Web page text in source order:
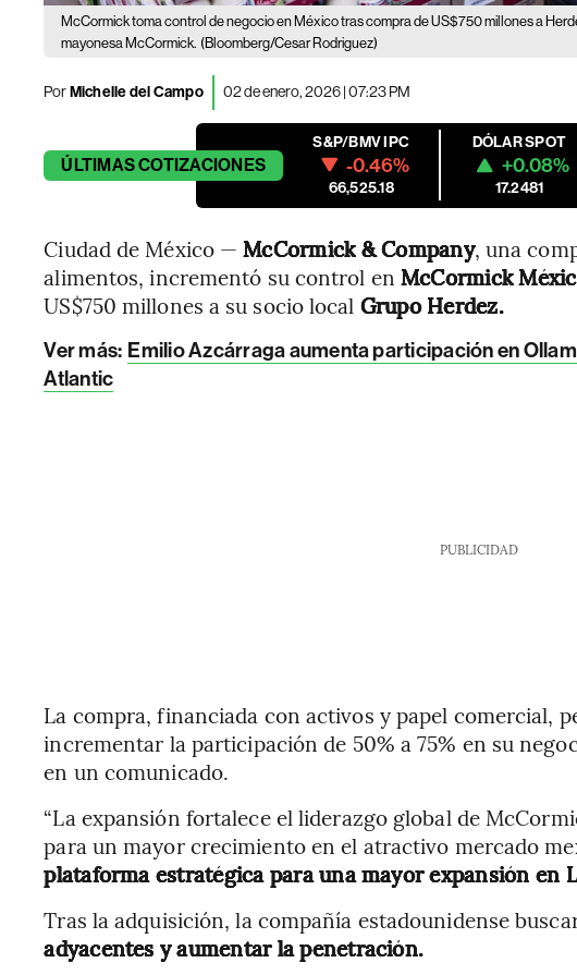
McCormick toma control de negocio en México tras compra de US$750 millones a
mayonesa McCormick. (Bloomberg/Cesar Rodriguez)
PorMichelle del Campo 02 de enero, 2026 | 07:23 PM
ÚLTIMASCOTIZACIONES
S&P/BMV IPC
-0.46%
66,525.18
DÓLAR SPOT
+0.08%
17.2481
Ciudad de México —McCormick & Company, una
alimentos, incrementó su control en McCormick
US$750 millones a su socio local Grupo Herdez.
Ver más: Emilio Azcárraga aumenta participación en
Atlantic
PUBLICIDAD
La compra, financiada con activos y papel comercial,
incrementar la participación de 50% a 75% en su
en un comunicado.
“La expansión fortalece el liderazgo global de
para un mayor crecimiento en el atractivo mercado
plataforma estratégica para una mayor expansión en
Tras la adquisición, la compañía estadounidense
adyacentes y aumentar la penetración.